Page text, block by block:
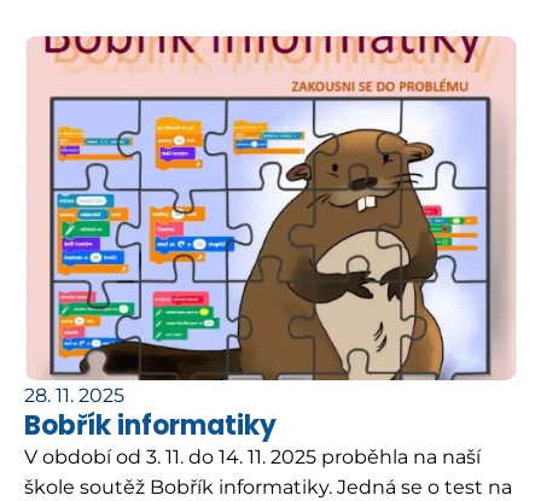
28. 11. 2025
Bobřík informatiky
V období od 3. 11. do 14. 11. 2025 proběhla na naší
škole soutěž Bobřík informatiky. Jedná se o test na